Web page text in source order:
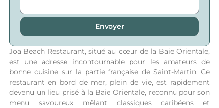
Joa Beach Restaurant, situé au cœur de la Baie Orientale,
est une adresse incontournable pour les amateurs de
bonne cuisine sur la partie française de Saint-Martin. Ce
restaurant en bord de mer, plein de vie, est rapidement
devenu un lieu prisé à la Baie Orientale, reconnu pour son
menu savoureux mêlant classiques caribéens et
Envoyer